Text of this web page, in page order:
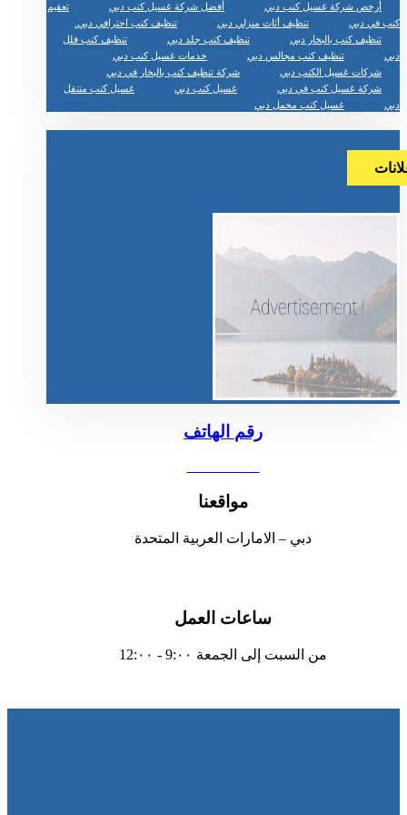
أرخص شركة غسيل كنب دبي أفضل شركة غسيل كنب دبي
تعقيم
كنب في دبي
تنظيف أثاث منزلي دبي
تنظيف كنب احترافي دبي.
تنظيف كنب بالبخار دبي
تنظيف كنب جلد دبي
تنظيف كنب فلل
دبي
تنظيف كنب مجالس دبي
خدمات غسيل كنب دبي
شركات غسيل الكنب دبي
شركة تنظيف كنب بالبخار في دبي
شركة غسيل كنب في دبي
غسيل كنب دبي
غسيل كنب متنقل
دبي
غسيل كنب مخمل دبي
رقم الهاتف
مواقعنا
دبي – الامارات العربية المتحدة
ساعات العمل
من السبت إلى الجمعة 9:٠٠ - 12:٠٠